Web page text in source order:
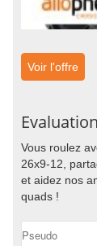
Voir l'offre
Vous roulez
26x9-12,
et aidez nos
quads !